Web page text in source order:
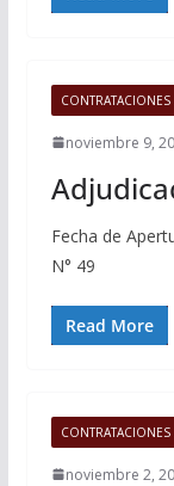
noviembre 9,
Fecha de
N° 49
Read More
noviembre 2,